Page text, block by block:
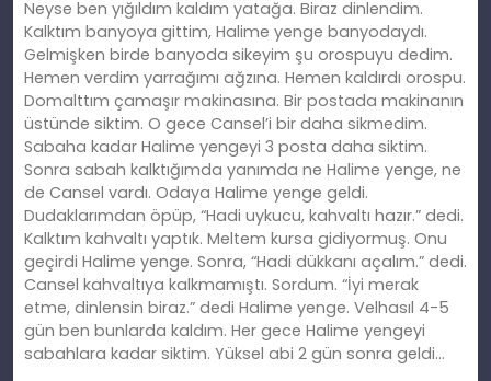
Neyse ben yığıldım kaldım yatağa. Biraz dinlendim.
Kalktım banyoya gittim, Halime yenge banyodaydı.
Gelmişken birde banyoda sikeyim şu orospuyu dedim.
Hemen verdim yarrağımı ağzına. Hemen kaldırdı orospu.
Domalttım çamaşır makinasına. Bir postada makinanın
üstünde siktim. O gece Cansel’i bir daha sikmedim.
Sabaha kadar Halime yengeyi 3 posta daha siktim.
Sonra sabah kalktığımda yanımda ne Halime yenge, ne
de Cansel vardı. Odaya Halime yenge geldi.
Dudaklarımdan öpüp, “Hadi uykucu, kahvaltı hazır.” dedi.
Kalktım kahvaltı yaptık. Meltem kursa gidiyormuş. Onu
geçirdi Halime yenge. Sonra, “Hadi dükkanı açalım.” dedi.
Cansel kahvaltıya kalkmamıştı. Sordum. “İyi merak
etme, dinlensin biraz.” dedi Halime yenge. Velhasıl 4-5
gün ben bunlarda kaldım. Her gece Halime yengeyi
sabahlara kadar siktim. Yüksel abi 2 gün sonra geldi…